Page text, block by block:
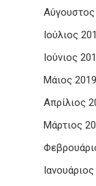
Αύγουστος
Ιούλιος
Ιούνιος
Μάιος 2019
Απρίλιος
Μάρτιος